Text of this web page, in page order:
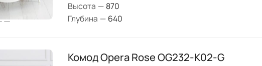
Высота — 870
Глубина — 640
Комод Opera Rose OG232-K02-G